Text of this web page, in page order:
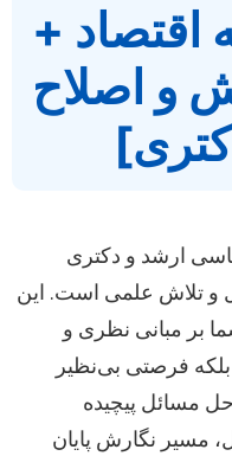
اقتصاد +
و اصلاح
ارشد و دکتری
و تلاش علمی است. این
بر مبانی نظری و
فرصتی بی‌نظیر
مسائل پیچیده
مسیر نگارش پایان